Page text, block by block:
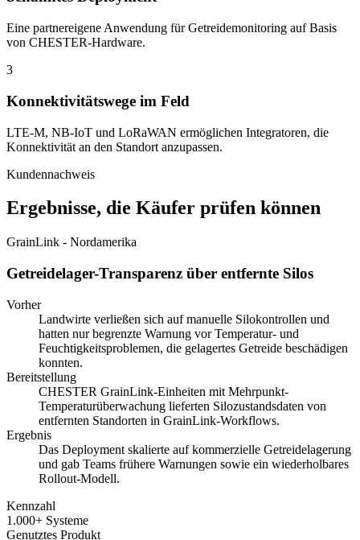
Eine partnereigene Anwendung für Getreidemonitoring auf Basis
von CHESTER-Hardware.
3
Konnektivitätswege im Feld
LTE-M, NB-IoT und LoRaWAN ermöglichen Integratoren, die
Konnektivität an den Standort anzupassen.
Kundennachweis
Ergebnisse, die Käufer prüfen können
GrainLink - Nordamerika
Getreidelager-Transparenz über entfernte Silos
Vorher
Landwirte verließen sich auf manuelle Silokontrollen und
hatten nur begrenzte Warnung vor Temperatur- und
Feuchtigkeitsproblemen, die gelagertes Getreide beschädigen
konnten.
Bereitstellung
CHESTER GrainLink-Einheiten mit Mehrpunkt-
Temperaturüberwachung lieferten Silozustandsdaten von
entfernten Standorten in GrainLink-Workflows.
Ergebnis
Das Deployment skalierte auf kommerzielle Getreidelagerung
und gab Teams frühere Warnungen sowie ein wiederholbares
Rollout-Modell.
Kennzahl
1.000+ Systeme
Genutztes Produkt